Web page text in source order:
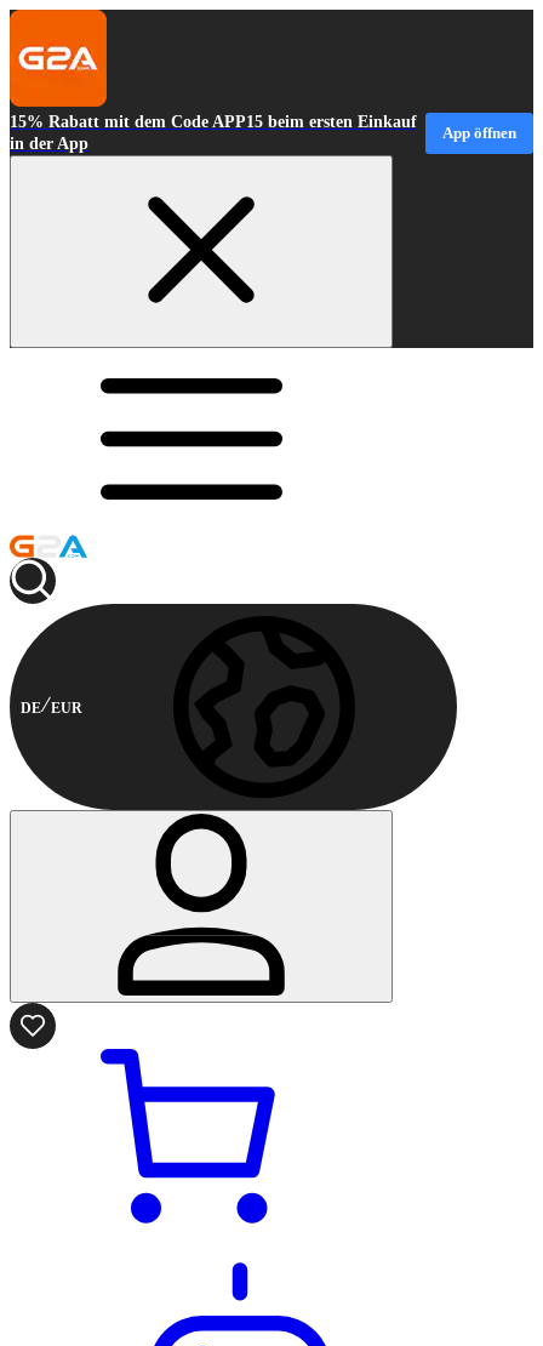
15% Rabatt mit dem Code APP15 beim ersten Einkauf
in der App
App öffnen
DE EUR